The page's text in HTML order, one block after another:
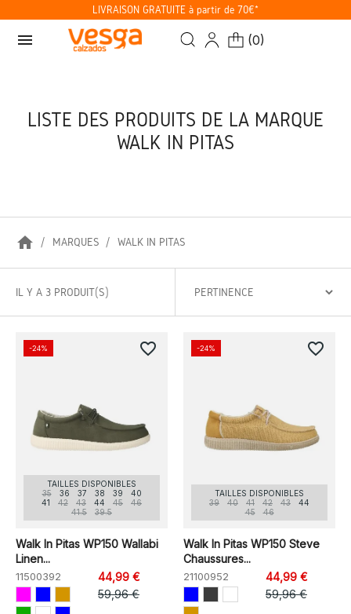
LIVRAISON GRATUITE à partir de 70€*
menu (0)
LISTE DES PRODUITS DE LA MARQUE
WALK IN PITAS
home MARQUES WALK IN PITAS
IL Y A 3 PRODUIT(S)
TAILLES DISPONIBLES
35
36 37 38 39
40
41
42 43 44 45
46
41.5
39.5
Walk In Pitas WP150 Wallabi
Linen...
11500392
44,99 €
59,96 €
-24% favorite_border
TAILLES DISPONIBLES
39
40 41 42 43
44
45
46
Walk In Pitas WP150 Steve
Chaussures...
21100952
44,99 €
59,96 €
-24% favorite_border